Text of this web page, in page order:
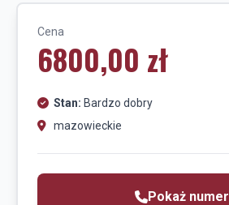
Cena
6800,00 zł
Stan: Bardzo dobry
mazowieckie
Pokaż numer